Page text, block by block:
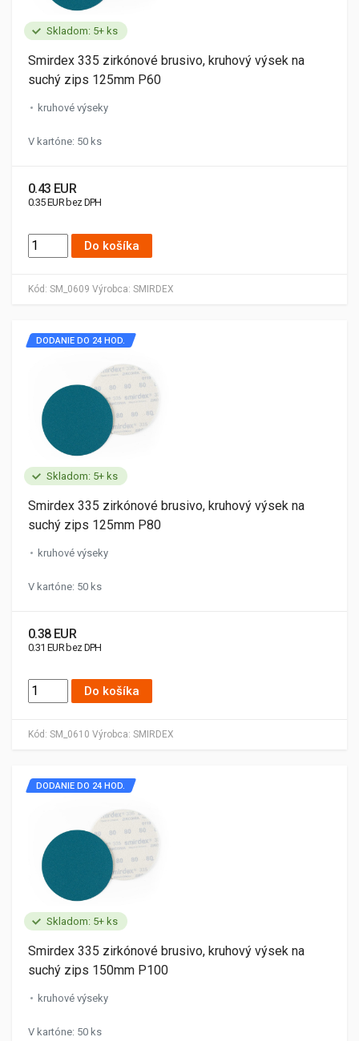
Skladom: 5+ ks
Kód: SM_0609 Výrobca: SMIRDEX
Smirdex 335 zirkónové brusivo, kruhový výsek na
suchý zips 125mm P60
kruhové výseky
V kartóne: 50 ks
0.43 EUR
0.35 EUR bez DPH
Do košíka
Skladom: 5+ ks
Kód: SM_0610 Výrobca: SMIRDEX
DODANIE DO 24 HOD.
Smirdex 335 zirkónové brusivo, kruhový výsek na
suchý zips 125mm P80
kruhové výseky
V kartóne: 50 ks
0.38 EUR
0.31 EUR bez DPH
Do košíka
Skladom: 5+ ks
DODANIE DO 24 HOD.
Smirdex 335 zirkónové brusivo, kruhový výsek na
suchý zips 150mm P100
kruhové výseky
V kartóne: 50 ks